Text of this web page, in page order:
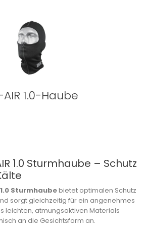
AIR 1.0-Haube
1.0 Sturmhaube – Schutz
1.0 Sturmhaubebietet optimalen Schutz
sorgt gleichzeitig für ein angenehmes
leichten, atmungsaktiven Materials
an die Gesichtsform an.